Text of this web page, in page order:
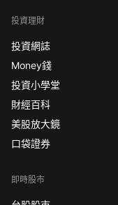
投資理財
投資網誌
Money錢
投資小學堂
財經百科
美股放大鏡
口袋證券
即時股市